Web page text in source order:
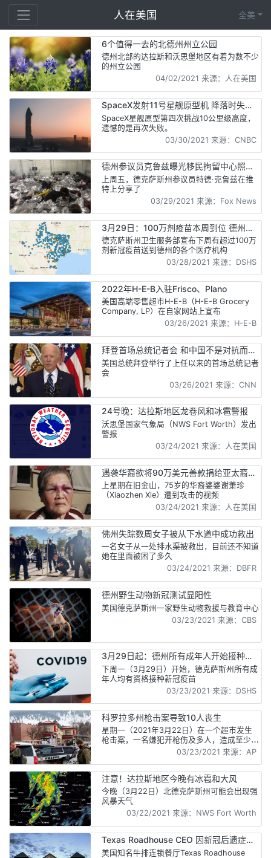
人在美国 全美
6个值得一去的北德州州立公园
德州北部的达拉斯和沃思堡地区有着为数不少
的州立公园
04/02/2021 来源：人在美国
SpaceX发射11号星舰原型机 降落时失败
爆炸
SpaceX星舰原型第四次挑战10公里级高度，
遗憾的是再次失败。
03/30/2021 来源：CNBC
德州参议员克鲁兹曝光移民拘留中心照片
和视频
上周五，德克萨斯州参议员特德·克鲁兹在推
特上分享了
03/29/2021 来源：Fox News
3月29日：100万剂疫苗本周到位 德州所
有成年人开始接种
德克萨斯州卫生服务部宣布下周有超过100万
剂新冠疫苗送到德州的各个医疗机构
03/28/2021 来源：DSHS
2022年H-E-B入驻Frisco、Plano
美国高端零售超市H-E-B（H-E-B Grocery
Company, LP）在自家网站上宣布
03/26/2021 来源：H-E-B
拜登首场总统记者会 和中国不是对抗而是
激烈竞争
美国总统拜登举行了上任以来的首场总统记者
会
03/26/2021 来源：CNN
24号晚：达拉斯地区龙卷风和冰雹警报
沃思堡国家气象局（NWS Fort Worth）发出
警报
03/24/2021 来源：人在美国
遇袭华裔欲将90万美元善款捐给亚太裔社
区
上星期在旧金山，75岁的华裔婆婆谢萧珍
（Xiaozhen Xie）遭到攻击的视频
03/24/2021 来源：人在美国
佛州失踪数周女子被从下水道中成功救出
一名女子从一处排水渠被救出，目前还不知道
她在里面被困了多久
03/24/2021 来源：DBFR
德州野生动物新冠测试显阳性
美国德克萨斯州一家野生动物救援与教育中心
03/23/2021 来源：CBS
3月29日起：德州所有成年人开始接种疫
苗
下周一（3月29日）开始，德克萨斯州所有成
年人均有资格接种新冠疫苗
03/23/2021 来源：DSHS
科罗拉多州枪击案导致10人丧生
星期一（2021年3月22日）在一个超市发生
枪击案，一名嫌犯开枪伤及多人，造成至少
03/23/2021 来源：AP
注意！达拉斯地区今晚有冰雹和大风
今晚（3月22日）北德克萨斯州可能会出现强
风暴天气
03/22/2021 来源：NWS Fort Worth
Texas Roadhouse CEO 因新冠后遗症自
杀身亡
美国知名牛排连锁餐厅Texas Roadhouse